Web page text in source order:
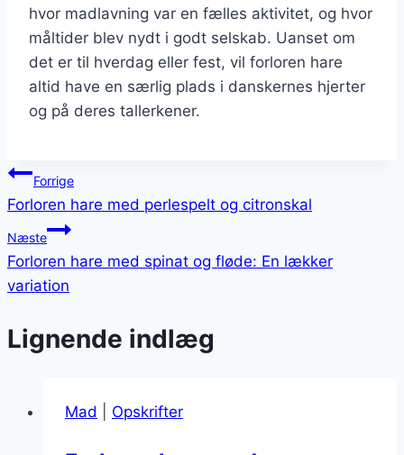
hvor madlavning var en fælles aktivitet, og hvor
måltider blev nydt i godt selskab. Uanset om
det er til hverdag eller fest, vil forloren hare
altid have en særlig plads i danskernes hjerter
og på deres tallerkener.
Indlægsnavigation
Forrige
Forloren hare med perlespelt og citronskal
Næste
Forloren hare med spinat og fløde: En lækker
variation
Lignende indlæg
Mad Opskrifter